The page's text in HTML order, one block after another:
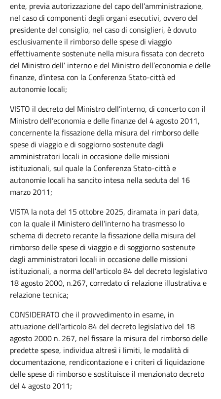
ente, previa autorizzazione del capo dell’amministrazione,
nel caso di componenti degli organi esecutivi, ovvero del
presidente del consiglio, nel caso di consiglieri, è dovuto
esclusivamente il rimborso delle spese di viaggio
effettivamente sostenute nella misura fissata con decreto
del Ministro dell’ interno e del Ministro dell’economia e delle
finanze, d’intesa con la Conferenza Stato-città ed
autonomie locali;
VISTO il decreto del Ministro dell’interno, di concerto con il
Ministro dell’economia e delle finanze del 4 agosto 2011,
concernente la fissazione della misura del rimborso delle
spese di viaggio e di soggiorno sostenute dagli
amministratori locali in occasione delle missioni
istituzionali, sul quale la Conferenza Stato-città e
autonomie locali ha sancito intesa nella seduta del 16
marzo 2011;
VISTA la nota del 15 ottobre 2025, diramata in pari data,
con la quale il Ministero dell’interno ha trasmesso lo
schema di decreto recante la fissazione della misura del
rimborso delle spese di viaggio e di soggiorno sostenute
dagli amministratori locali in occasione delle missioni
istituzionali, a norma dell’articolo 84 del decreto legislativo
18 agosto 2000, n.267, corredato di relazione illustrativa e
relazione tecnica;
CONSIDERATO che il provvedimento in esame, in
attuazione dell’articolo 84 del decreto legislativo del 18
agosto 2000 n. 267, nel fissare la misura del rimborso delle
predette spese, individua altresì i limiti, le modalità di
documentazione, rendicontazione e i criteri di liquidazione
delle spese di rimborso e sostituisce il menzionato decreto
del 4 agosto 2011;